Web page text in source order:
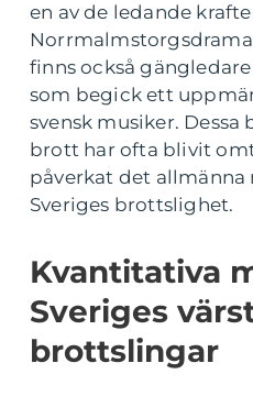
en av de ledande
finns också
som begick ett
svensk musiker.
brott har ofta blivit
påverkat det
Sveriges brottslighet.
Kvantitativa
Sveriges
brottslingar